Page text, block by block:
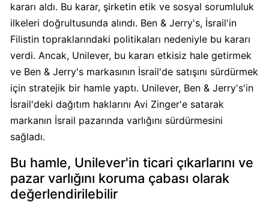
Carrefour
Boykot
mu?
Carrefour
Kimin
Sahibi
Kim?
Cheetos
Boykot
mu?
Cheetos
Kimin
kararı aldı. Bu karar, şirketin etik ve sosyal sorumluluk
ilkeleri doğrultusunda alındı. Ben & Jerry's, İsrail'in
Filistin topraklarındaki politikaları nedeniyle bu kararı
verdi. Ancak, Unilever, bu kararı etkisiz hale getirmek
ve Ben & Jerry's markasının İsrail'de satışını sürdürmek
için stratejik bir hamle yaptı. Unilever, Ben & Jerry's'in
İsrail'deki dağıtım haklarını Avi Zinger'e satarak
markanın İsrail pazarında varlığını sürdürmesini
sağladı.
Bu hamle, Unilever'in ticari çıkarlarını ve
pazar varlığını koruma çabası olarak
değerlendirilebilir